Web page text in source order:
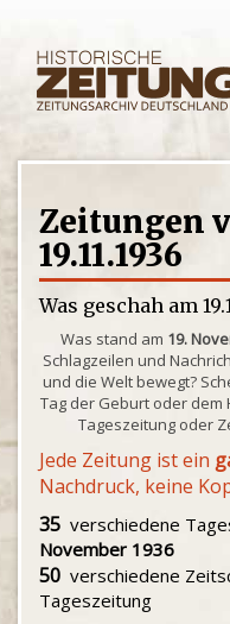
Zeitungen
19.11.1936
Was geschah am
Was stand am 19.
Schlagzeilen und
und die Welt bewegt?
Tag der Geburt oder dem
Tageszeitung oder
Jede Zeitung ist ein
Nachdruck, keine
35 verschiedene
November 1936
50 verschiedene
Tageszeitung